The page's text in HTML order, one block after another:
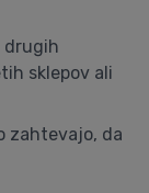
drugih
sklepov ali
zahtevajo, da